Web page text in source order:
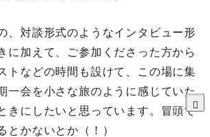
、対談形式のようなインタビュー形
に加えて、ご参加くださった方から
トなどの時間も設けて、この場に集
一会を小さな旅のように感じていた
きにしたいと思っています。冒頭で
とかないとか（！）